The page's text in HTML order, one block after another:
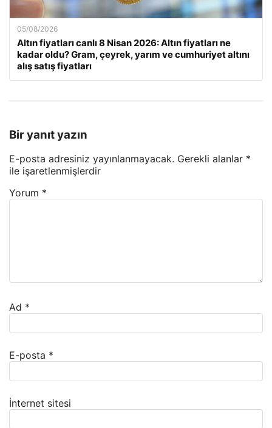
05/08/2026
Altın fiyatları canlı 8 Nisan 2026: Altın fiyatları ne
kadar oldu? Gram, çeyrek, yarım ve cumhuriyet altını
alış satış fiyatları
Bir yanıt yazın
E-posta adresiniz yayınlanmayacak. Gerekli alanlar *
ile işaretlenmişlerdir
Yorum *
Ad *
E-posta *
İnternet sitesi